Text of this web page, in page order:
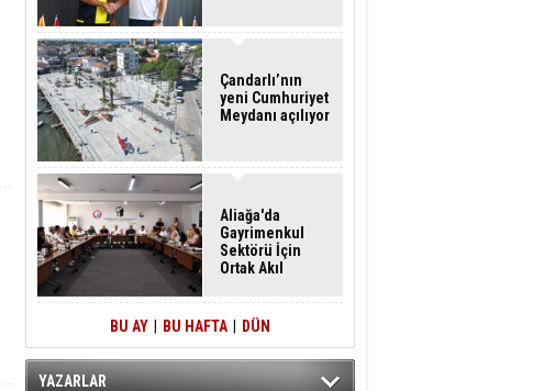
Çandarlı’nın
yeni Cumhuriyet
Meydanı açılıyor
Aliağa'da
Gayrimenkul
Sektörü İçin
Ortak Akıl
BU AY BU HAFTA DÜN
YAZARLAR